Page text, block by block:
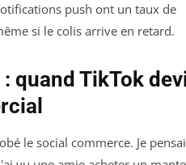
push ont un taux de
si le colis arrive en retard.
quand TikTok
le social commerce. Je